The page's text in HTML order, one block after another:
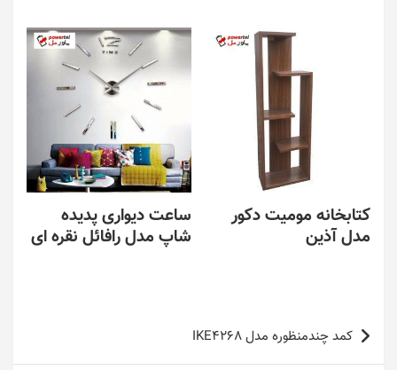
کتابخانه مومیت دکور
مدل آذین
ساعت دیواری پدیده
شاپ مدل رافائل نقره ای
راهبری
نوشته
کمد چندمنظوره مدل IKE4268